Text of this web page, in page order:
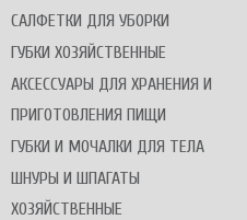
САЛФЕТКИ ДЛЯ УБОРКИ
ГУБКИ ХОЗЯЙСТВЕННЫЕ
АКСЕССУАРЫ ДЛЯ ХРАНЕНИЯ И
ПРИГОТОВЛЕНИЯ ПИЩИ
ГУБКИ И МОЧАЛКИ ДЛЯ ТЕЛА
ШНУРЫ И ШПАГАТЫ
ХОЗЯЙСТВЕННЫЕ